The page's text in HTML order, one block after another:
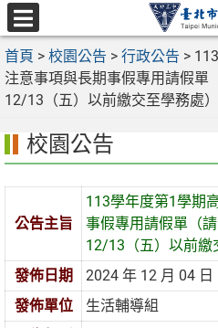
跳
至
主
要
內
選
單
首頁 > 校園公告 > 行政公告 >
注意事項與長期事假專用請假單
12/13（五）以前繳交至學務處）
校園公告
公告主旨
113學年度第1學期
事假專用請假單（
12/13（五）以前繳
發佈日期
2024 年 12 月 04 日
發佈單位
生活輔導組